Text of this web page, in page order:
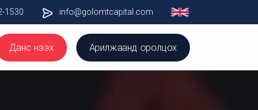
1530 info@golomtcapital.com
Данс нээх Арилжаанд оролцох